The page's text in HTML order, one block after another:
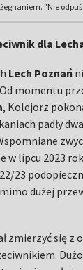
"Nie
dla
Lech Poznań
momentu
, Kolejorz
padły
w lipcu 2023
23
dużej
zmierzyć się z